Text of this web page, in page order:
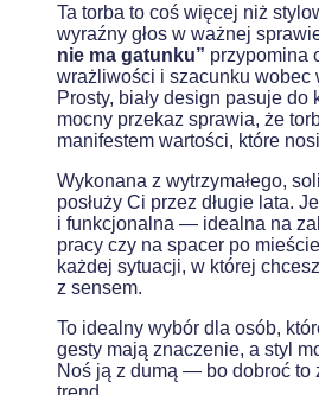
Ta torba to coś więcej niż
wyraźny głos w ważnej
nie ma gatunku” przypomina
wrażliwości i szacunku wobec
Prosty, biały design pasuje do
mocny przekaz sprawia, że
manifestem wartości, które
Wykonana z wytrzymałego,
posłuży Ci przez długie lata.
i funkcjonalna — idealna na
pracy czy na spacer po
każdej sytuacji, w której
z sensem.
To idealny wybór dla osób,
gesty mają znaczenie, a styl
Noś ją z dumą — bo dobroć to